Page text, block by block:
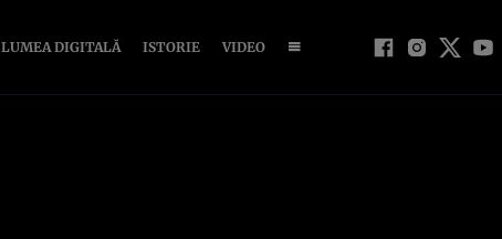
LUMEA DIGITALĂ ISTORIE VIDEO